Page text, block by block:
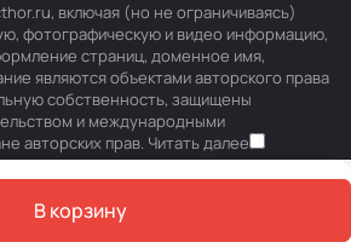
В корзину
включая (но не ограничиваясь)
фотографическую и видео информацию,
страниц, доменное имя,
являются объектами авторского права
собственность, защищены
и международными
авторских прав. Читать далее